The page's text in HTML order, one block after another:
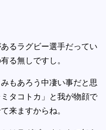
るラグビー選手だってい
る無しですし。
もあろう中凄い事だと思
タコトカ」と我が物顔で
来ますからね。